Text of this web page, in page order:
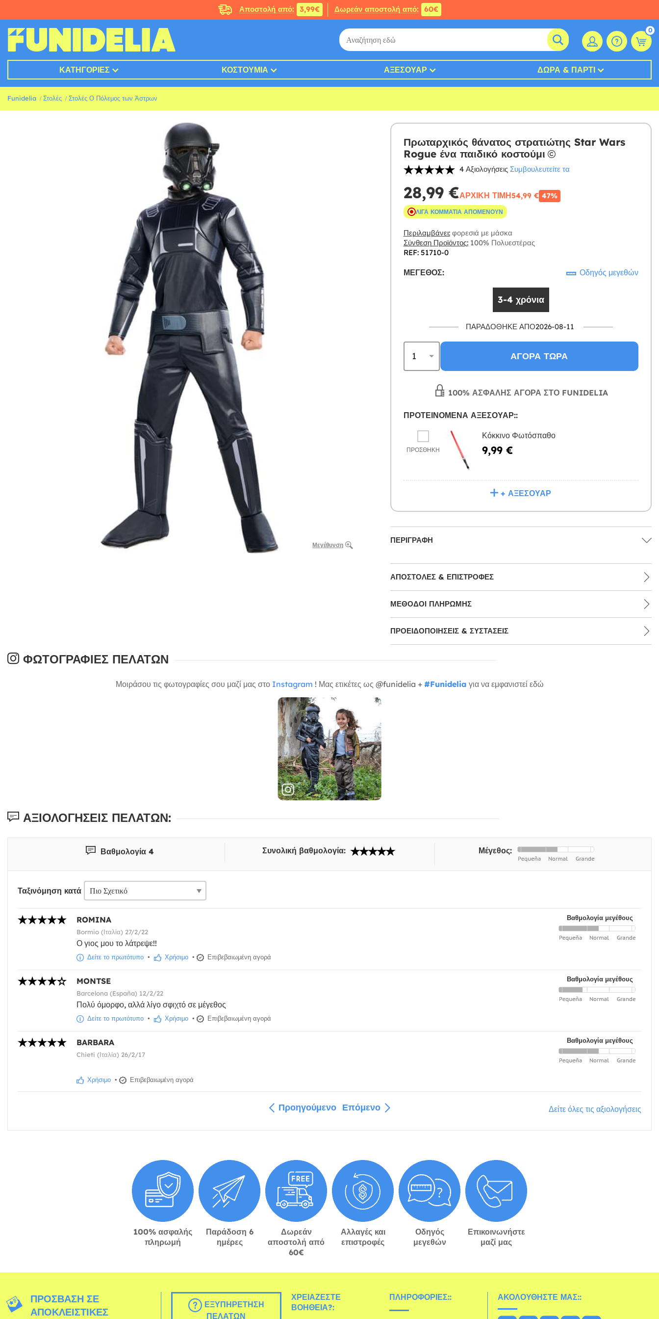
Αποστολή από: 3,99€ Δωρεάν αποστολή από: 60€
0
ΚΑΤΗΓΟΡΊΕΣ ΚΟΣΤΟΎΜΙΑ ΑΞΕΣΟΥΆΡ ΔΏΡΑ & ΠΆΡΤΙ
Funidelia Στολές Στολές Ο Πόλεμος των Άστρων
Μεγέθυνση
Πρωταρχικός θάνατος στρατιώτης Star Wars
Rogue ένα παιδικό κοστούμι
4 Αξιολογήσεις Συμβουλευτείτε τα
28,99 €ΑΡΧΙΚΉ ΤΙΜΉ54,99 € 47%
ΛΊΓΑ ΚΟΜΜΆΤΙΑ ΑΠΟΜΈΝΟΥΝ
Περιλαμβάνει:φορεσιά με μάσκα
Σύνθεση Προϊόντος:100% Πολυεστέρας
REF: 51710-0
ΜΈΓΕΘΟΣ: Οδηγός μεγεθών
3-4 χρόνια
ΠΑΡΑΔΌΘΗΚΕ ΑΠΌ2026-08-11
ΑΓΟΡΆ ΤΏΡΑ
100% ΑΣΦΑΛΉΣ ΑΓΟΡΆ ΣΤΟ FUNIDELIA
ΠΡΟΤΕΙΝΌΜΕΝΑ ΑΞΕΣΟΥΆΡ::
ΠΡΟΣΘΉΚΗ
Κόκκινο Φωτόσπαθο
9,99 €
+ ΑΞΕΣΟΥΆΡ
ΠΕΡΙΓΡΑΦΉ
ΑΠΟΣΤΟΛΈΣ & ΕΠΙΣΤΡΟΦΈΣ
ΜΕΘΌΔΟΙ ΠΛΗΡΩΜΉΣ
ΠΡΟΕΙΔΟΠΟΙΉΣΕΙΣ & ΣΥΣΤΆΣΕΙΣ
ΦΩΤΟΓΡΑΦΊΕΣ ΠΕΛΑΤΏΝ
Μοιράσου τις φωτογραφίες σου μαζί μας στο Instagram ! Μας ετικέτες ως @funidelia + #Funidelia για να εμφανιστεί εδώ
ΑΞΙΟΛΟΓΉΣΕΙΣ ΠΕΛΑΤΏΝ:
Βαθμολογία 4 Συνολική βαθμολογία: Μέγεθος:
Ταξινόμηση κατά
Βαθμολογία μεγέθους
ROMINA
Bormio (Ιταλία) 27/2/22
Ο γιος μου το λάτρεψε!!
Δείτε το πρωτότυπο • Χρήσιμο • Επιβεβαιωμένη αγορά
Βαθμολογία μεγέθους
MONTSE
Barcelona (España) 12/2/22
Πολύ όμορφο, αλλά λίγο σφιχτό σε μέγεθος
Δείτε το πρωτότυπο • Χρήσιμο • Επιβεβαιωμένη αγορά
Βαθμολογία μεγέθους
BARBARA
Chieti (Ιταλία) 26/2/17
Χρήσιμο • Επιβεβαιωμένη αγορά
Προηγούμενο Επόμενο Δείτε όλες τις αξιολογήσεις
100% ασφαλής
πληρωμή
Παράδοση 6
ημέρες
Δωρεάν
αποστολή από
60€
Αλλαγές και
επιστροφές
Οδηγός
μεγεθών
Επικοινωνήστε
μαζί μας
ΠΡΌΣΒΑΣΗ ΣΕ
ΑΠΟΚΛΕΙΣΤΙΚΈΣ
ΕΞΥΠΗΡΈΤΗΣΗ
ΠΕΛΑΤΏΝ
ΧΡΕΙΆΖΕΣΤΕ
ΒΟΉΘΕΙΑ?:
ΠΛΗΡΟΦΟΡΊΕΣ:: ΑΚΟΛΟΥΘΉΣΤΕ ΜΑΣ::